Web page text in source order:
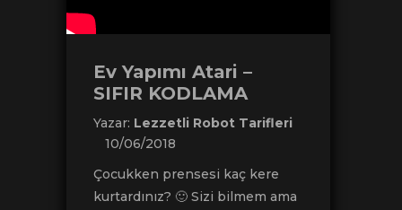
Ev Yapımı Atari –
SIFIR KODLAMA
Yazar: Lezzetli Robot Tarifleri
10/06/2018
Çocukken prensesi kaç kere
kurtardınız? 🙂 Sizi bilmem ama